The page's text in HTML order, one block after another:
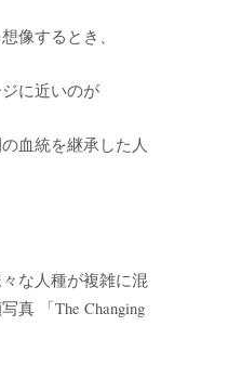
像するとき、
に近いのが
血統を継承した人
な人種が複雑に混
真 「The Changing